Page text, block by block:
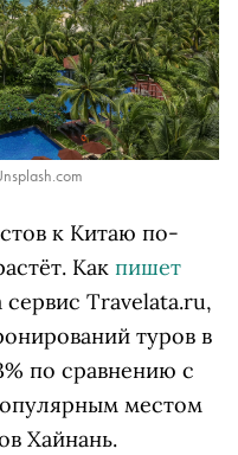
к Китаю по-
Как пишет
сервис Travelata.ru,
туров в
по сравнению с
местом
Хайнань.